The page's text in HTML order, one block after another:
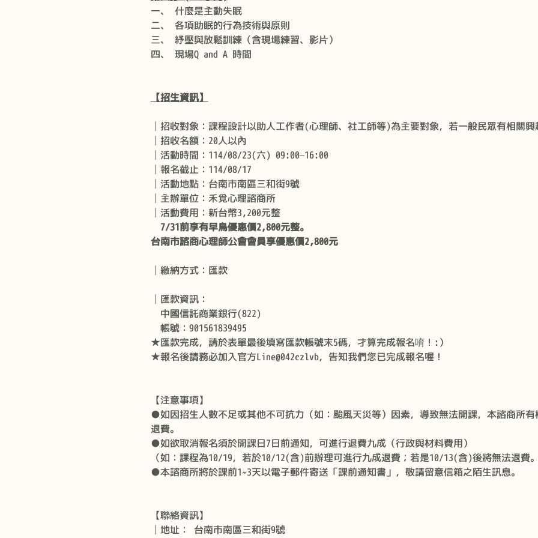
一、 什麼是主動失眠
二、 各項助眠的行為技術與原則
三、 紓壓與放鬆訓練（含現場練習、影片）
四、 現場Q and A 時間
【招生資訊】
│招收對象：課程設計以助人工作者(心理師、社工師等)為主要對象，若一般民眾有相關興
│招收名額：20人以內
│活動時間：114/08/23(六) 09:00—16:00
│報名截止：114/08/17
│活動地點：台南市南區三和街9號
│主辦單位：禾覓心理諮商所
│活動費用：新台幣3,200元整
7/31前享有早鳥優惠價2,800元整。
台南市諮商心理師公會會員享優惠價2,800元
│繳納方式：匯款
│匯款資訊：
中國信託商業銀行(822)
帳號：901561839495
★匯款完成，請於表單最後填寫匯款帳號末5碼，才算完成報名唷！:）
★報名後請務必加入官方Line@042czlvb，告知我們您已完成報名喔！
【注意事項】
●如因招生人數不足或其他不可抗力（如：颱風天災等）因素，導致無法開課，本諮商所
退費。
●如欲取消報名須於開課日7日前通知，可進行退費九成（行政與材料費用）
（如：課程為10/19，若於10/12(含)前辦理可進行九成退費；若是10/13(含)後將無法退費。
●本諮商所將於課前1~3天以電子郵件寄送「課前通知書」，敬請留意信箱之陌生訊息。
【聯絡資訊】
│地址： 台南市南區三和街9號